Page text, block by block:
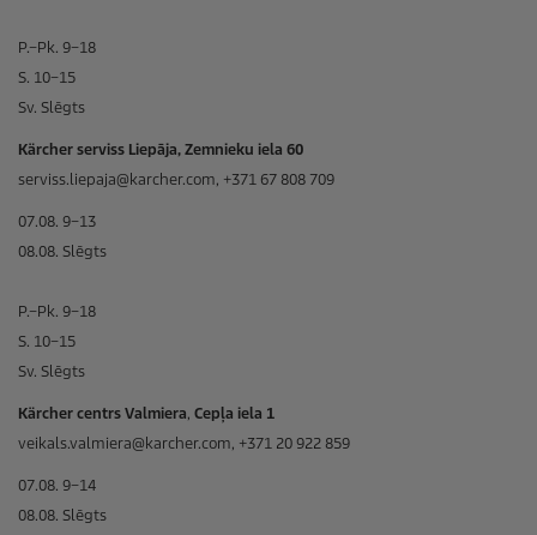
P.–Pk. 9–18
S. 10–15
Sv. Slēgts
Kärcher serviss Liepāja, Zemnieku iela 60
serviss.liepaja@karcher.com, +371 67 808 709
07.08. 9–13
08.08. Slēgts
P.–Pk. 9–18
S. 10–15
Sv. Slēgts
Kärcher centrs Valmiera, Cepļa iela 1
veikals.valmiera@karcher.com, +371 20 922 859
07.08. 9–14
08.08. Slēgts